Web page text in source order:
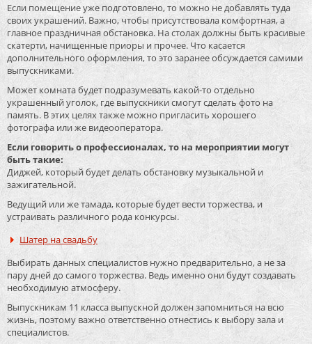
Если помещение уже подготовлено, то можно не добавлять туда
своих украшений. Важно, чтобы присутствовала комфортная, а
главное праздничная обстановка. На столах должны быть красивые
скатерти, начищенные приоры и прочее. Что касается
дополнительного оформления, то это заранее обсуждается самими
выпускниками.
Может комната будет подразумевать какой-то отдельно
украшенный уголок, где выпускники смогут сделать фото на
память. В этих целях также можно пригласить хорошего
фотографа или же видеооператора.
Если говорить о профессионалах, то на мероприятии могут
быть такие:
Диджей, который будет делать обстановку музыкальной и
зажигательной.
Ведущий или же тамада, которые будет вести торжества, и
устраивать различного рода конкурсы.
Шатер на свадьбу
Выбирать данных специалистов нужно предварительно, а не за
пару дней до самого торжества. Ведь именно они будут создавать
необходимую атмосферу.
Выпускникам 11 класса выпускной должен запомниться на всю
жизнь, поэтому важно ответственно отнестись к выбору зала и
специалистов.